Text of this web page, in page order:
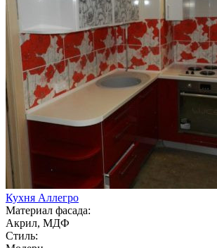
Кухня Аллегро
Материал фасада:
Акрил, МДФ
Стиль: